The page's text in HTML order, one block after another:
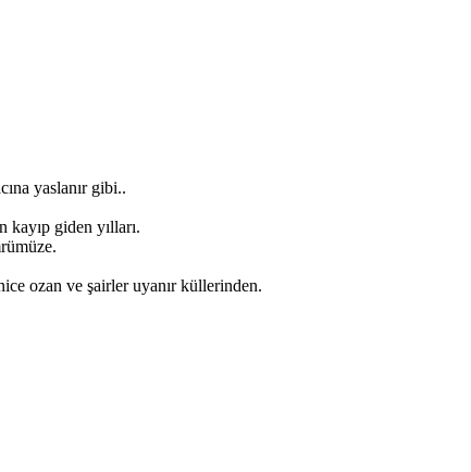
yaslanır gibi..
giden yılları.
ozan ve şairler uyanır küllerinden.